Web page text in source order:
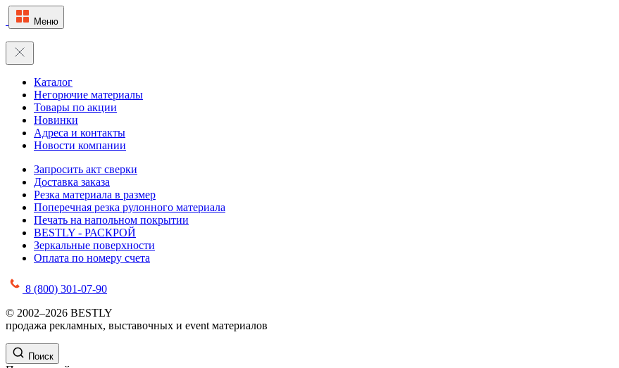
Меню
Каталог
Негорючие материалы
Товары по акции
Новинки
Адреса и контакты
Новости компании
Запросить акт сверки
Доставка заказа
Резка материала в размер
Поперечная резка рулонного материала
Печать на напольном покрытии
BESTLY - РАСКРОЙ
Зеркальные поверхности
Оплата по номеру счета
8 (800) 301-07-90
© 2002–2026 BESTLY
продажа рекламных, выставочных и event материалов
Поиск